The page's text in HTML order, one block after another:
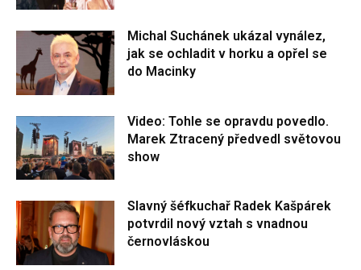
Michal Suchánek ukázal vynález,
jak se ochladit v horku a opřel se
do Macinky
Video: Tohle se opravdu povedlo.
Marek Ztracený předvedl světovou
show
Slavný šéfkuchař Radek Kašpárek
potvrdil nový vztah s vnadnou
černovláskou